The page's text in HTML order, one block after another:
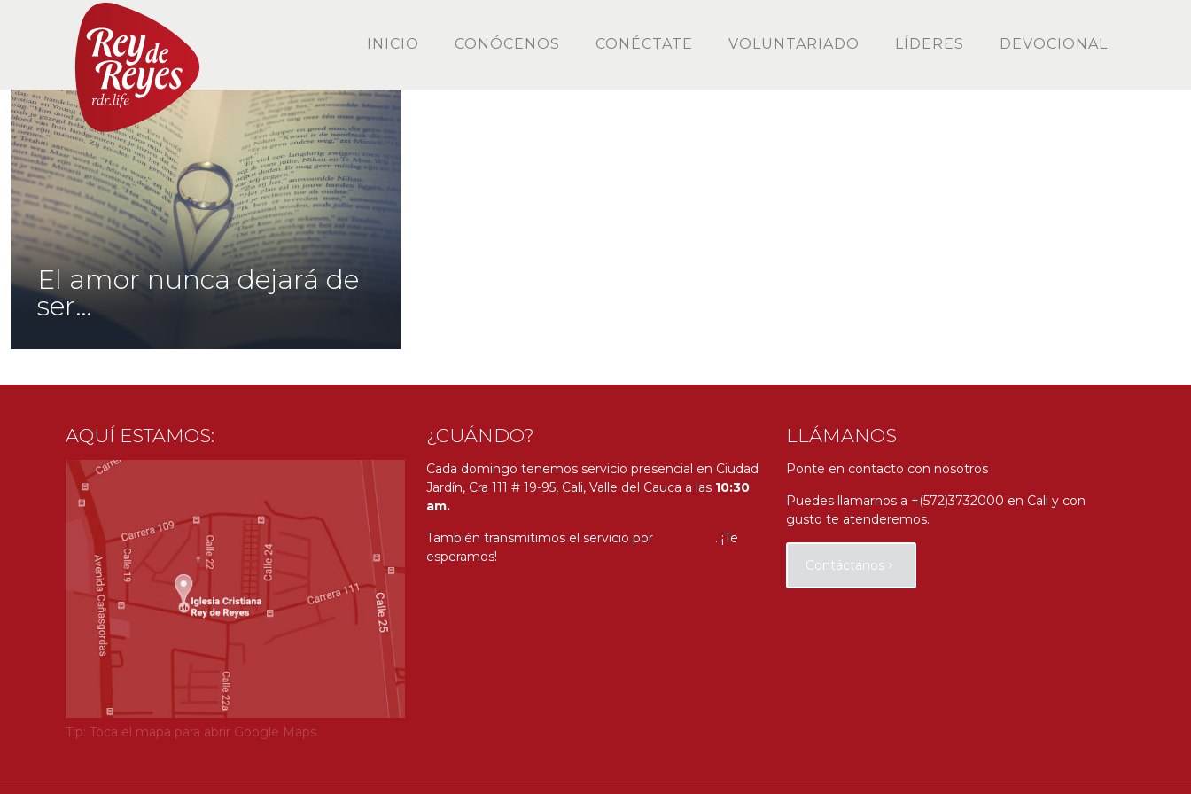
INICIO CONÓCENOS CONÉCTATE VOLUNTARIADO LÍDERES DEVOCIONAL
El amor nunca dejará de
ser…
AQUÍ ESTAMOS:
Tip: Toca el mapa para abrir Google Maps.
¿CUÁNDO?
Cada domingo tenemos servicio presencial en Ciudad
Jardín, Cra 111 # 19-95, Cali, Valle del Cauca a las 10:30
am.
También transmitimos el servicio por
. ¡Te
esperamos!
LLÁMANOS
Ponte en contacto con nosotros
Puedes llamarnos a +(572)3732000 en Cali y con
gusto te atenderemos.
Contáctanos